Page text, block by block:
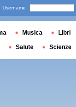
Username
Musica Libri
Salute Scienze